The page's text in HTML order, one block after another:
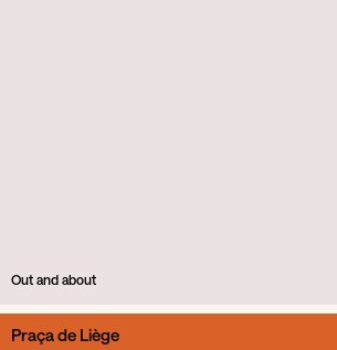
Out and about
Praça de Liège